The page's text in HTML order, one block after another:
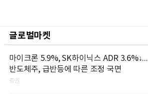
글로벌마켓
마이크론 5.9%, SK하이닉스 ADR 3.6%↓...
반도체주, 급반등에 따른 조정 국면
증권